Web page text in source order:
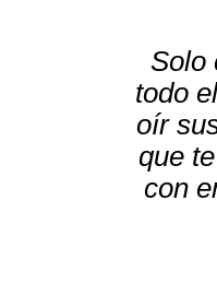
Solo
todo
oír
que
con